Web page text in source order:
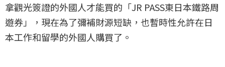
拿觀光簽證的外國人才能買的「JR PASS東日本鐵路周
遊券」，現在為了彌補財源短缺，也暫時性允許在日
本工作和留學的外國人購買了。